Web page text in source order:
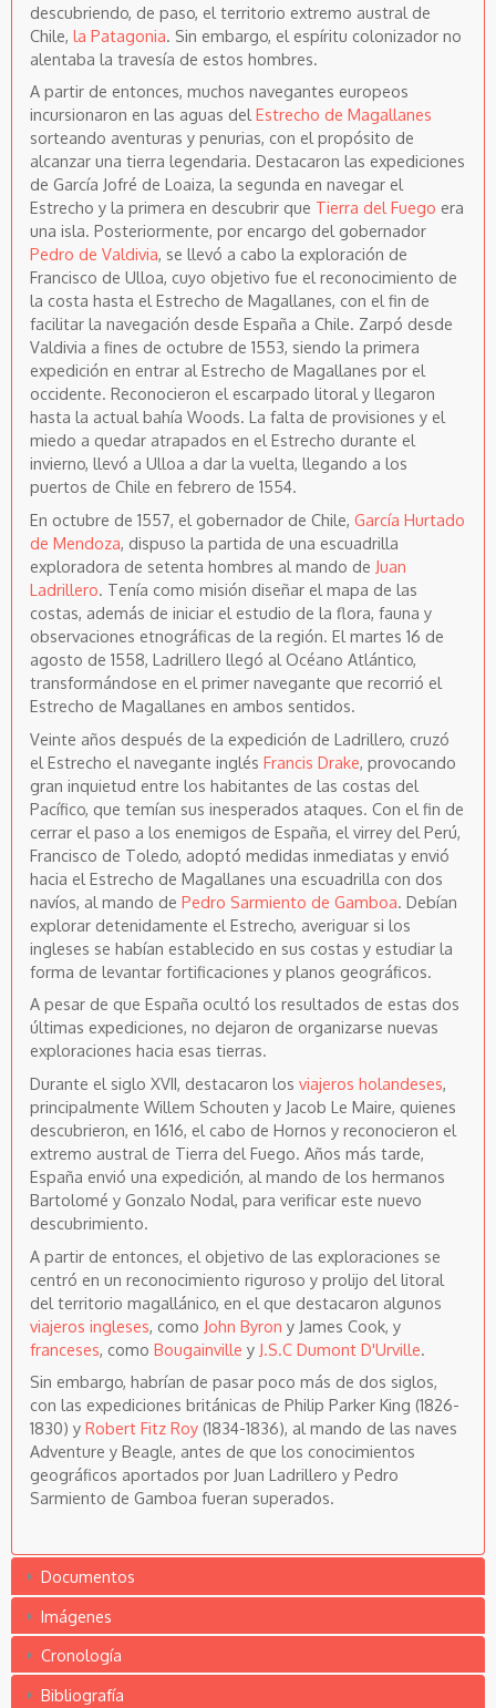
descubriendo, de paso, el territorio extremo austral de
Chile, la Patagonia. Sin embargo, el espíritu colonizador no
alentaba la travesía de estos hombres.
A partir de entonces, muchos navegantes europeos
incursionaron en las aguas del Estrecho de Magallanes
sorteando aventuras y penurias, con el propósito de
alcanzar una tierra legendaria. Destacaron las expediciones
de García Jofré de Loaiza, la segunda en navegar el
Estrecho y la primera en descubrir que Tierra del Fuego era
una isla. Posteriormente, por encargo del gobernador
Pedro de Valdivia, se llevó a cabo la exploración de
Francisco de Ulloa, cuyo objetivo fue el reconocimiento de
la costa hasta el Estrecho de Magallanes, con el fin de
facilitar la navegación desde España a Chile. Zarpó desde
Valdivia a fines de octubre de 1553, siendo la primera
expedición en entrar al Estrecho de Magallanes por el
occidente. Reconocieron el escarpado litoral y llegaron
hasta la actual bahía Woods. La falta de provisiones y el
miedo a quedar atrapados en el Estrecho durante el
invierno, llevó a Ulloa a dar la vuelta, llegando a los
puertos de Chile en febrero de 1554.
En octubre de 1557, el gobernador de Chile, García Hurtado
de Mendoza, dispuso la partida de una escuadrilla
exploradora de setenta hombres al mando de Juan
Ladrillero. Tenía como misión diseñar el mapa de las
costas, además de iniciar el estudio de la flora, fauna y
observaciones etnográficas de la región. El martes 16 de
agosto de 1558, Ladrillero llegó al Océano Atlántico,
transformándose en el primer navegante que recorrió el
Estrecho de Magallanes en ambos sentidos.
Veinte años después de la expedición de Ladrillero, cruzó
el Estrecho el navegante inglés Francis Drake, provocando
gran inquietud entre los habitantes de las costas del
Pacífico, que temían sus inesperados ataques. Con el fin de
cerrar el paso a los enemigos de España, el virrey del Perú,
Francisco de Toledo, adoptó medidas inmediatas y envió
hacia el Estrecho de Magallanes una escuadrilla con dos
navíos, al mando de Pedro Sarmiento de Gamboa. Debían
explorar detenidamente el Estrecho, averiguar si los
ingleses se habían establecido en sus costas y estudiar la
forma de levantar fortificaciones y planos geográficos.
A pesar de que España ocultó los resultados de estas dos
últimas expediciones, no dejaron de organizarse nuevas
exploraciones hacia esas tierras.
Durante el siglo XVII, destacaron los viajeros holandeses,
principalmente Willem Schouten y Jacob Le Maire, quienes
descubrieron, en 1616, el cabo de Hornos y reconocieron el
extremo austral de Tierra del Fuego. Años más tarde,
España envió una expedición, al mando de los hermanos
Bartolomé y Gonzalo Nodal, para verificar este nuevo
descubrimiento.
A partir de entonces, el objetivo de las exploraciones se
centró en un reconocimiento riguroso y prolijo del litoral
del territorio magallánico, en el que destacaron algunos
viajeros ingleses, como John Byron y James Cook, y
franceses, como Bougainville y J.S.C Dumont D'Urville.
Sin embargo, habrían de pasar poco más de dos siglos,
con las expediciones británicas de Philip Parker King (1826-
1830) y Robert Fitz Roy (1834-1836), al mando de las naves
Adventure y Beagle, antes de que los conocimientos
geográficos aportados por Juan Ladrillero y Pedro
Sarmiento de Gamboa fueran superados.
Documentos
Imágenes
Cronología
Bibliografía